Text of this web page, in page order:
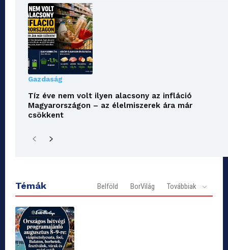
Gazdaság
Tíz éve nem volt ilyen alacsony az infláció
Magyarországon – az élelmiszerek ára már
csökkent
Témák Belföld BorVilág Továbbiak